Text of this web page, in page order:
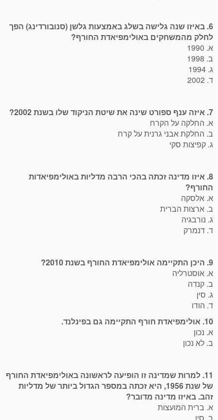
6. באיזו שנה גלישה בשלג באמצעות גלשן (סנובורדינג) הפך
לחלק מהמשחקים באולימפיאדת החורף?
א. 1990
ב. 1998
ג. 1994
ד. 2002
7. איזה ענף ספורט שינה את שיטת הניקוד שלו בשנת 2002?
א. החלקה על הקרח
ב. החלקת אבני גרנית על קרח
ג. קפיצות סקי
8. איזו מדינה זכתה בהכי הרבה מדליות באולימפיאדות
החורף?
א. אלסקה
ב. ארצות הברית
ג. נורבגיה
ד. דנמרק
9. היכן התקיימה אולימפיאדת החורף בשנת 2010?
א. אוסטרליה
ב. קנדה
ג. סין
ד. הודו
10. אולימפיאדת חורף התקיימה גם בפינלנד.
א. נכון
ב. לא נכון
11. למרות שמדינה זו הופיעה לראשונה באולימפיאדת החורף
של שנת 1956, היא זכתה במספר הגדול ביותר של מדליות
זהב. באיזו מדינה מדובר?
א. ברית המועצות
ב. סין